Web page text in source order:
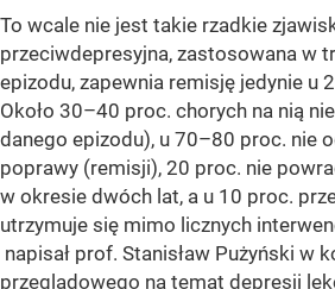
To wcale nie jest takie rzadkie
przeciwdepresyjna, zastosowana w
epizodu, zapewnia remisję jedynie u
Około 30–40 proc. chorych na nią
danego epizodu), u 70–80 proc. nie
poprawy (remisji), 20 proc. nie
w okresie dwóch lat, a u 10 proc.
utrzymuje się mimo licznych
napisał prof. Stanisław Pużyński w
przeglądowego na temat depresji